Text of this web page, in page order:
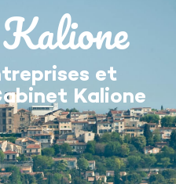
et
Kalione